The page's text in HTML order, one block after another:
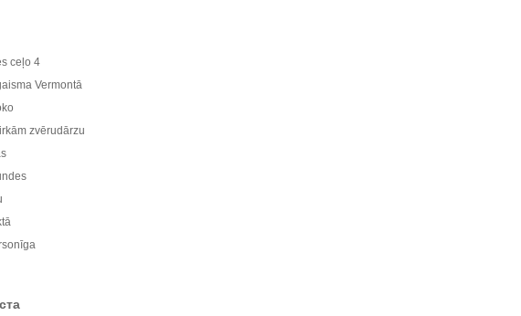
ceļo 4
Vermontā
zvērudārzu